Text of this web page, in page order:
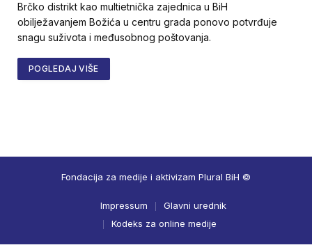
Brčko distrikt kao multietnička zajednica u BiH
obilježavanjem Božića u centru grada ponovo potvrđuje
snagu suživota i međusobnog poštovanja.
POGLEDAJ VIŠE
Fondacija za medije i aktivizam Plural BiH ©
Impressum
Glavni urednik
Kodeks za online medije